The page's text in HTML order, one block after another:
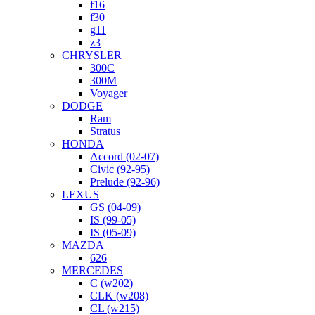
f16
f30
g11
z3
CHRYSLER
300C
300M
Voyager
DODGE
Ram
Stratus
HONDA
Accord (02-07)
Civic (92-95)
Prelude (92-96)
LEXUS
GS (04-09)
IS (99-05)
IS (05-09)
MAZDA
626
MERCEDES
C (w202)
CLK (w208)
CL (w215)